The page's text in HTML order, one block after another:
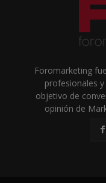
Foromarketing
profesionales
objetivo de
opinión de